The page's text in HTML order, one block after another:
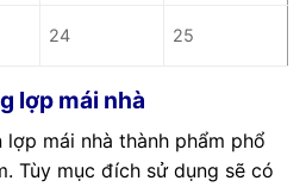
24 25
lợp mái nhà
mái nhà thành phẩm phổ
Tùy mục đích sử dụng sẽ có